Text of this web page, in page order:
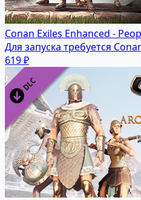
Conan Exiles Enhanced -
Для запуска требуется
619 ₽